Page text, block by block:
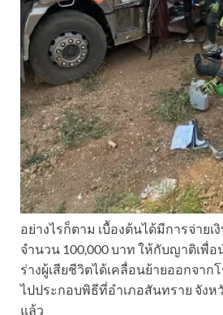
อย่างไรก็ตาม เบื้องต้นได้มีการจ่ายเ
จำนวน 100,000 บาท ให้กับญาติเพื่
ร่างผู้เสียชีวิตได้เคลื่อนย้ายออกจาก
ไปประกอบพิธีที่อำเภอสันทราย จังห
แล้ว